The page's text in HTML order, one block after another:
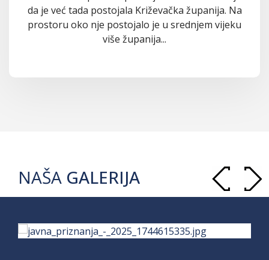
da je već tada postojala Križevačka županija. Na
prostoru oko nje postojalo je u srednjem vijeku
više županija...
NAŠA GALERIJA